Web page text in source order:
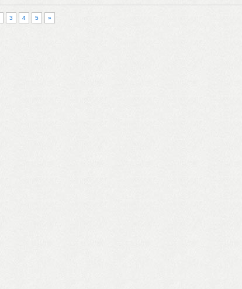
3 4 5 »